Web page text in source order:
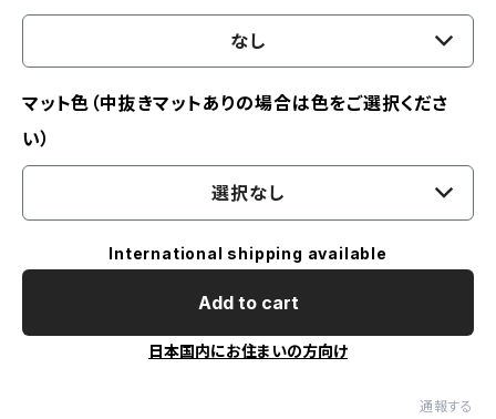
なし
マット色（中抜きマットありの場合は色をご選択くださ
い）
選択なし
International shipping available
Add to cart
日本国内にお住まいの方向け
通報する